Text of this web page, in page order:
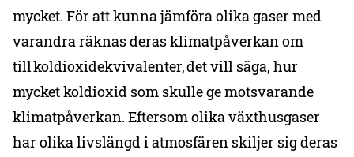
mycket. För att kunna jämföra olika gaser med
varandra räknas deras klimatpåverkan om
till koldioxidekvivalenter, det vill säga, hur
mycket koldioxid som skulle ge motsvarande
klimatpåverkan. Eftersom olika växthusgaser
har olika livslängd i atmosfären skiljer sig deras